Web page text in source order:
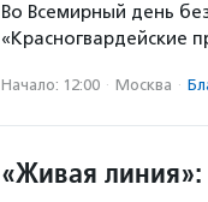
Во Всемирный день
«Красногвардейские
Начало: 12:00 · Москва ·
«Живая